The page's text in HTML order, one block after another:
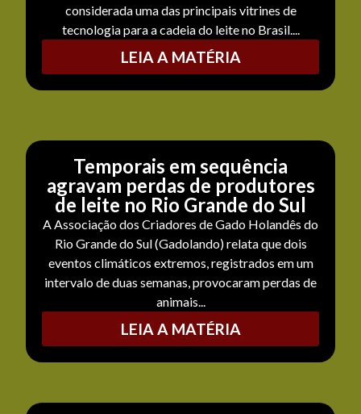
considerada uma das principais vitrines de
tecnologia para a cadeia do leite no Brasil....
LEIA A MATÉRIA
Temporais em sequência
agravam perdas de produtores
de leite no Rio Grande do Sul
A Associação dos Criadores de Gado Holandês do
Rio Grande do Sul (Gadolando) relata que dois
eventos climáticos extremos, registrados em um
intervalo de duas semanas, provocaram perdas de
animais...
LEIA A MATÉRIA